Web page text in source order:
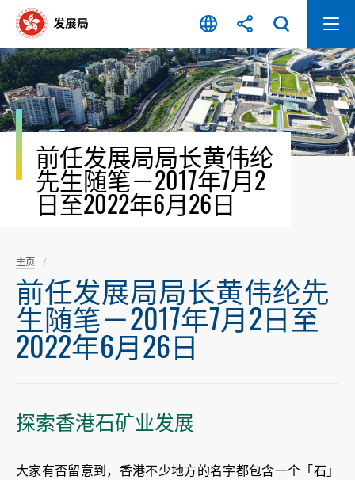
容
开
始
前任发展局局长黄伟纶
先生随笔－2017年7月2
日至2022年6月26日
主页
前任发展局局长黄伟纶先
生随笔－2017年7月2日至
2022年6月26日
探索香港石矿业发展
大家有否留意到，香港不少地方的名字都包含一个「石」